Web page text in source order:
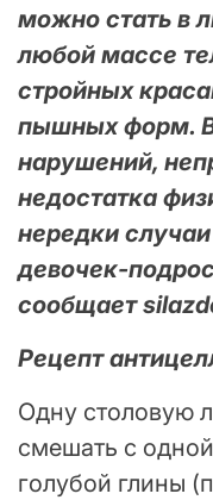
можно стать в
любой массе
стройных
пышных форм.
нарушений,
недостатка
нередки
девочек-
сообщает
Рецепт
Одну столовую
смешать с
голубой глины